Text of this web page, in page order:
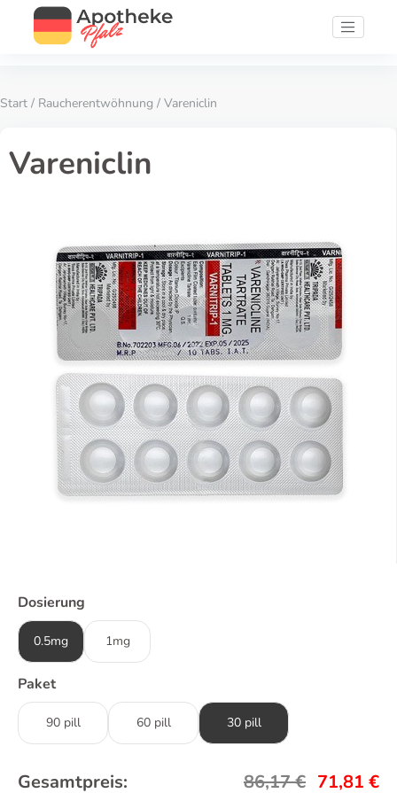
Start / Raucherentwöhnung / Vareniclin
Vareniclin
Dosierung
0.5mg 1mg
Paket
90 pill 60 pill 30 pill
Gesamtpreis: 86,17€ 71,81 €